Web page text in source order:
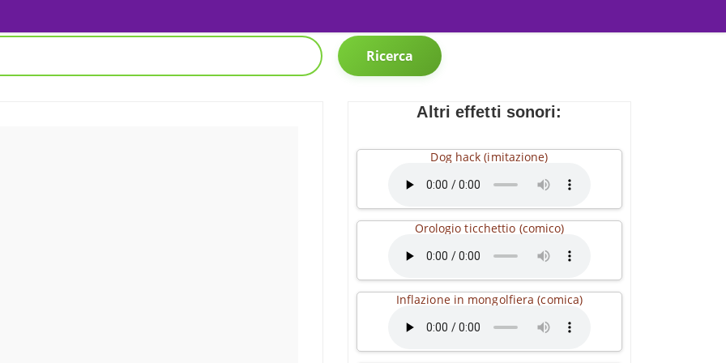
Ricerca
Altri effetti sonori:
Dog hack (imitazione)
Orologio ticchettio (comico)
Inflazione in mongolfiera (comica)